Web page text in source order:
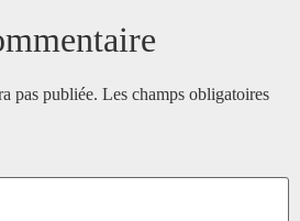
pas publiée. Les champs obligatoires